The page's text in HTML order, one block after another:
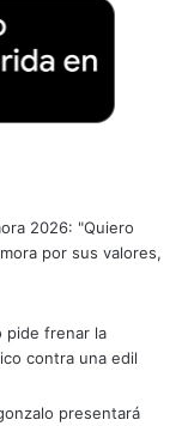
2026: "Quiero
por sus valores,
pide frenar la
contra una edil
presentará